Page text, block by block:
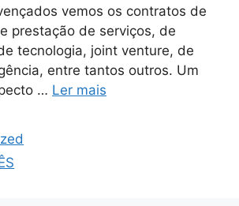
vemos os contratos de
prestação de serviços, de
tecnologia, joint venture, de
entre tantos outros. Um
… Ler mais